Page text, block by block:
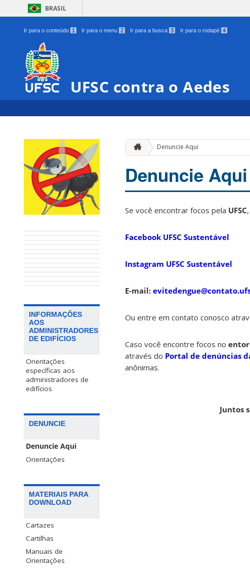
BRASIL
Ir para o conteúdo 1 Ir para o menu 2 Ir para a busca 3 Ir para o rodapé 4
UFSC contra o Aedes
INFORMAÇÕES
AOS
ADMINISTRADORES
DE EDIFÍCIOS
Orientações
específicas aos
administradores de
edifícios
DENUNCIE
Denuncie Aqui
Orientações
MATERIAIS PARA
DOWNLOAD
Cartazes
Cartilhas
Manuais de
Orientações
Denuncie Aqui
Denuncie Aqui
Se você encontrar focos pela UFSC
Facebook UFSC Sustentável
Instagram UFSC Sustentável
E-mail:
Ou entre em contato conosco
Caso você encontre focos no
através do Portal de denúncias
anônimas.
Juntos